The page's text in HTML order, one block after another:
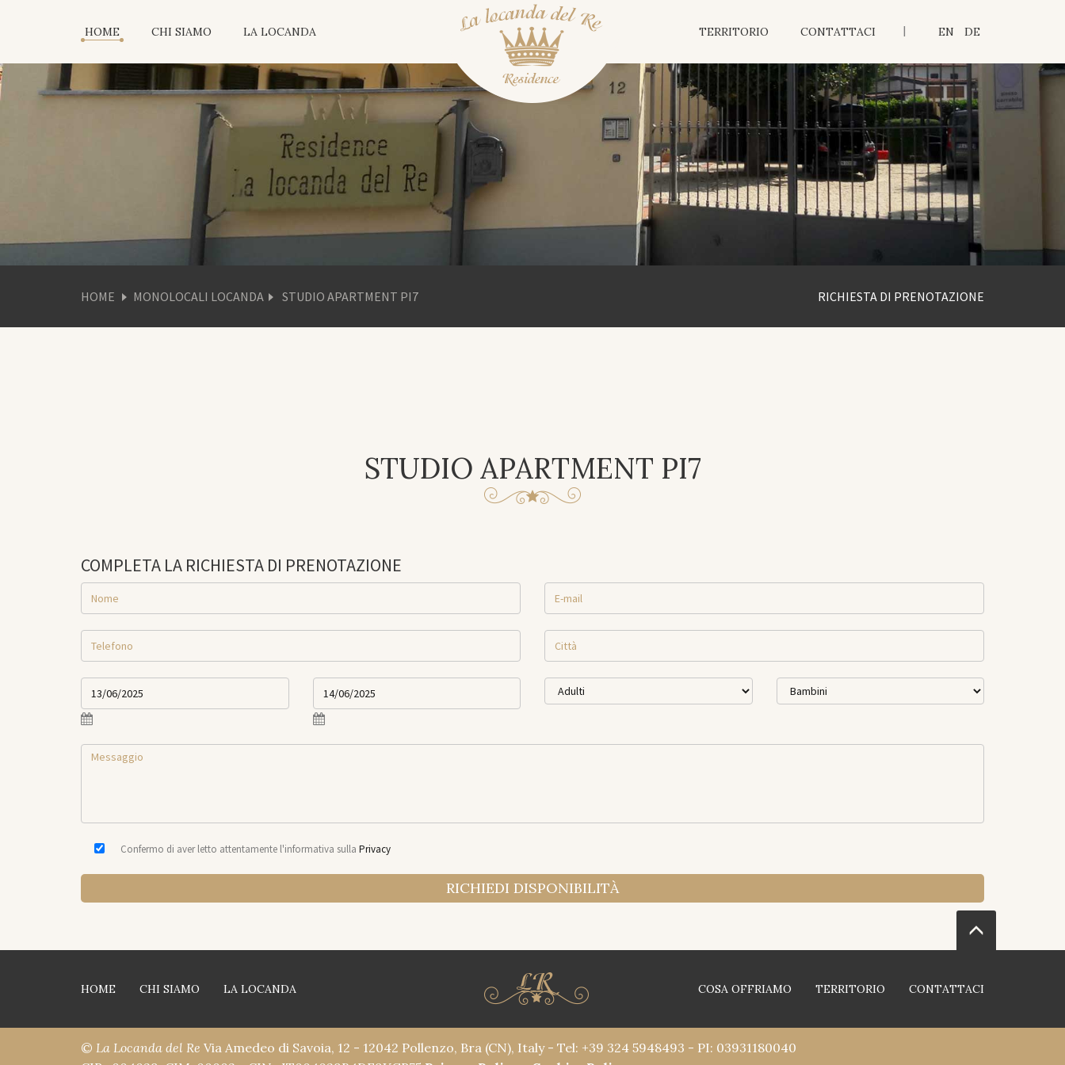
HOME CHI SIAMO LA LOCANDA TERRITORIO CONTATTACI | EN DE
HOME MONOLOCALI LOCANDA STUDIO APARTMENT PI7 RICHIESTA DI PRENOTAZIONE
STUDIO APARTMENT PI7
COMPLETA LA RICHIESTA DI PRENOTAZIONE
Confermo di aver letto attentamente l'informativa sulla Privacy
HOME CHI SIAMO LA LOCANDA COSA OFFRIAMO TERRITORIO CONTATTACI
© La Locanda del Re Via Amedeo di Savoia, 12 - 12042 Pollenzo, Bra (CN), Italy - Tel: +39 324 5948493 - PI: 03931180040